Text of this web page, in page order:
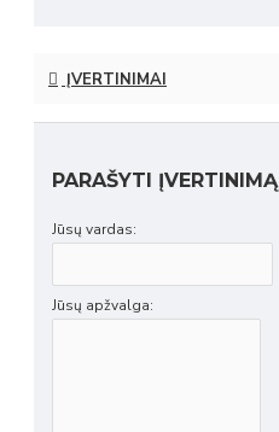
ĮVERTINIMAI
PARAŠYTI ĮVERTINIMĄ
Jūsų vardas:
Jūsų apžvalga: